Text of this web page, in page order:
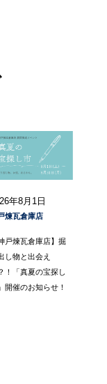
年8月1日
煉瓦倉庫店
戸煉瓦倉庫店】掘
し物と出会え
！「真夏の宝探し
開催のお知らせ！